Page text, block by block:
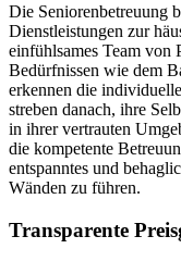
Die Seniorenbetreuung
Dienstleistungen zur
einfühlsames Team von
Bedürfnissen wie dem
erkennen die
streben danach, ihre
in ihrer vertrauten
die kompetente
entspanntes und
Wänden zu führen.
Transparente